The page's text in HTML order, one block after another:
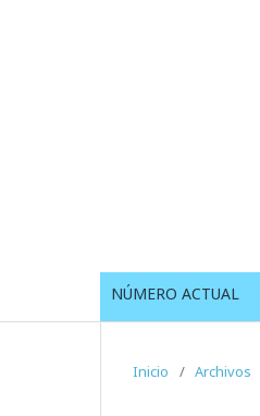
NÚMERO ACTUAL
Inicio / Archivos